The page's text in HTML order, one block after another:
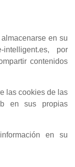
en su
por
contenidos
las cookies de las
en sus propias
en su